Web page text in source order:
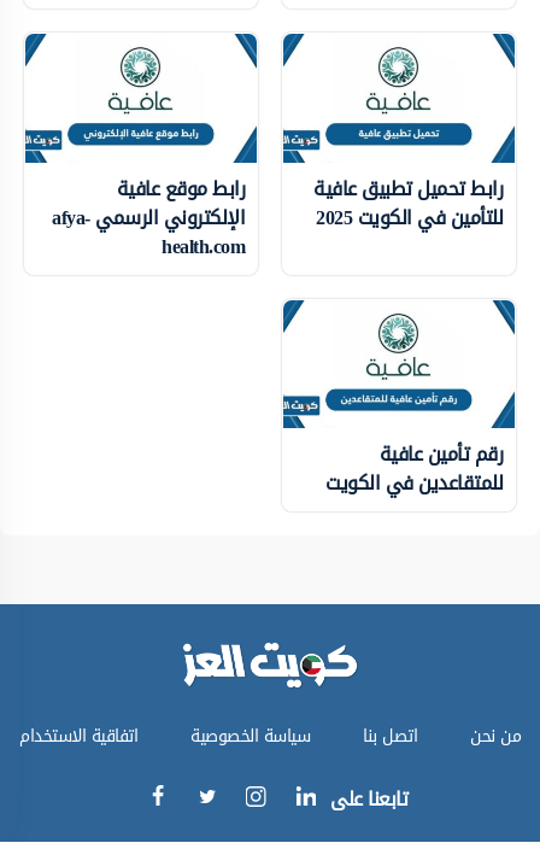
رابط تحميل تطبيق عافية
للتأمين في الكويت 2025
رابط موقع عافية
الإلكتروني الرسمي afya-
health.com
رقم تأمين عافية
للمتقاعدين في الكويت
من نحن اتصل بنا سياسة الخصوصية اتفاقية الاستخدام
تابعنا على